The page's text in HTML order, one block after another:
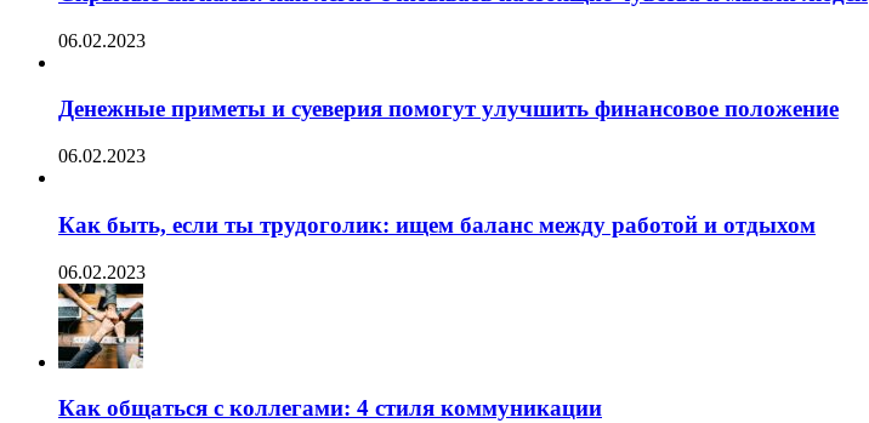
06.02.2023
Денежные приметы и суеверия помогут улучшить финансовое положение
06.02.2023
Как быть, если ты трудоголик: ищем баланс между работой и отдыхом
06.02.2023
Как общаться с коллегами: 4 стиля коммуникации